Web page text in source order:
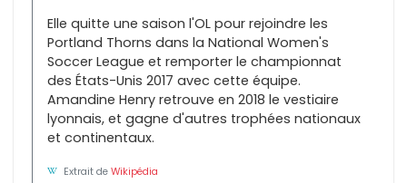
Elle quitte une saison l'OL pour rejoindre les
Portland Thorns dans la National Women's
Soccer League et remporter le championnat
des États-Unis 2017 avec cette équipe.
Amandine Henry retrouve en 2018 le vestiaire
lyonnais, et gagne d'autres trophées nationaux
et continentaux.
Extrait deWikipédia